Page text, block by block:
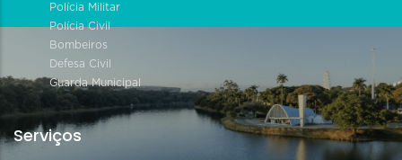
Polícia Militar
Polícia Civil
Bombeiros
Defesa Civil
Guarda Municipal
Serviços